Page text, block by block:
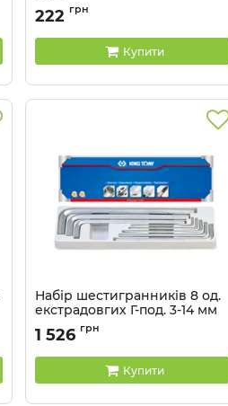
Артикул: 43280212
222 грн
Купити
Набір шестигранників 8 од.
екстрадовгих Г-под. 3-14 мм
(уп.1), коробка з пластику
Артикул:
1 526 грн
Купити